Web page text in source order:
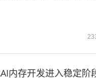
内存开发进入稳定阶